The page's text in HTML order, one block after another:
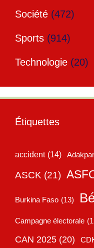
Société (472)
Sports (914)
Technologie (20)
Étiquettes
accident (14)
ASCK (21)
Burkina Faso (13)
Campagne électorale
CAN 2025 (20)